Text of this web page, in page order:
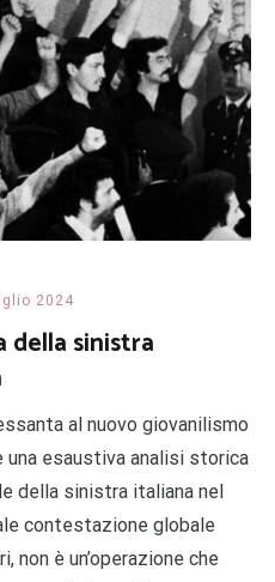
2024
sinistra
al nuovo giovanilismo
una esaustiva analisi storica
della sinistra italiana nel
contestazione globale
non è un’operazione che